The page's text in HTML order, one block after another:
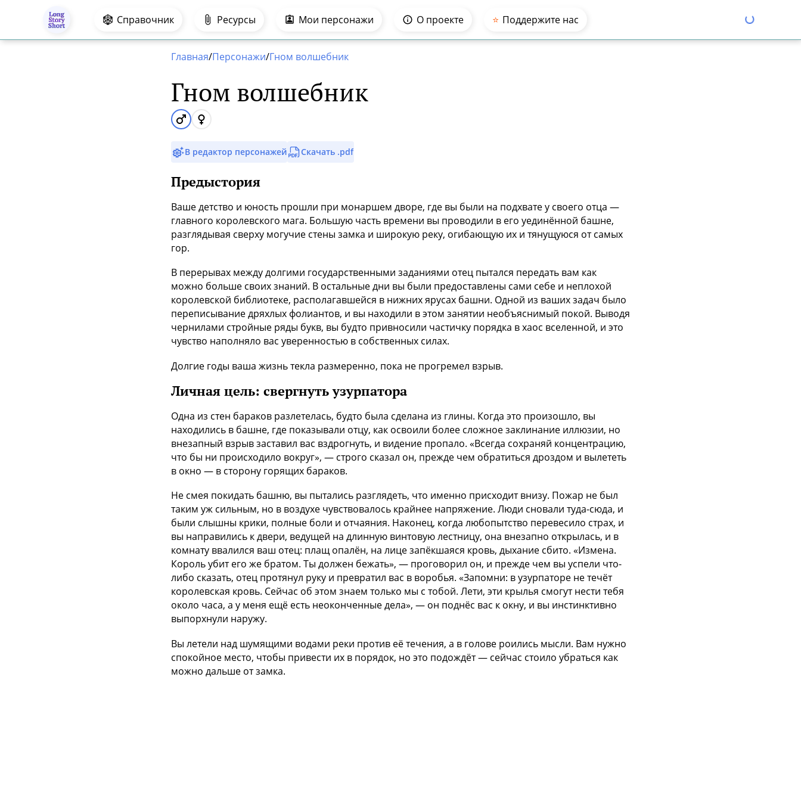
Главная/Персонажи/Гном волшебник
Гном волшебник
В редактор персонажей Скачать .pdf
Предыстория
Ваше детство и юность прошли при монаршем дворе, где вы были на подхвате у своего отца —
главного королевского мага. Большую часть времени вы проводили в его уединённой башне,
разглядывая сверху могучие стены замка и широкую реку, огибающую их и тянущуюся от самых
гор.
В перерывах между долгими государственными заданиями отец пытался передать вам как
можно больше своих знаний. В остальные дни вы были предоставлены сами себе и неплохой
королевской библиотеке, располагавшейся в нижних ярусах башни. Одной из ваших задач было
переписывание дряхлых фолиантов, и вы находили в этом занятии необъяснимый покой. Выводя
чернилами стройные ряды букв, вы будто привносили частичку порядка в хаос вселенной, и это
чувство наполняло вас уверенностью в собственных силах.
Долгие годы ваша жизнь текла размеренно, пока не прогремел взрыв.
Личная цель: свергнуть узурпатора
Одна из стен бараков разлетелась, будто была сделана из глины. Когда это произошло, вы
находились в башне, где показывали отцу, как освоили более сложное заклинание иллюзии, но
внезапный взрыв заставил вас вздрогнуть, и видение пропало. «Всегда сохраняй концентрацию,
что бы ни происходило вокруг», — строго сказал он, прежде чем обратиться дроздом и вылететь
в окно — в сторону горящих бараков.
Не смея покидать башню, вы пытались разглядеть, что именно присходит внизу. Пожар не был
таким уж сильным, но в воздухе чувствовалось крайнее напряжение. Люди сновали туда-сюда, и
были слышны крики, полные боли и отчаяния. Наконец, когда любопытство перевесило страх, и
вы направились к двери, ведущей на длинную винтовую лестницу, она внезапно открылась, и в
комнату ввалился ваш отец: плащ опалён, на лице запёкшаяся кровь, дыхание сбито. «Измена.
Король убит его же братом. Ты должен бежать», — проговорил он, и прежде чем вы успели что-
либо сказать, отец протянул руку и превратил вас в воробья. «Запомни: в узурпаторе не течёт
королевская кровь. Сейчас об этом знаем только мы с тобой. Лети, эти крылья смогут нести тебя
около часа, а у меня ещё есть неоконченные дела», — он поднёс вас к окну, и вы инстинктивно
выпорхнули наружу.
Вы летели над шумящими водами реки против её течения, а в голове роились мысли. Вам нужно
спокойное место, чтобы привести их в порядок, но это подождёт — сейчас стоило убраться как
можно дальше от замка.
Справочник Ресурсы Мои персонажи О проекте ⭐️ Поддержите нас